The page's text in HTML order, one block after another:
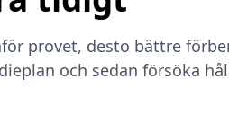
provet, desto bättre
och sedan försöka